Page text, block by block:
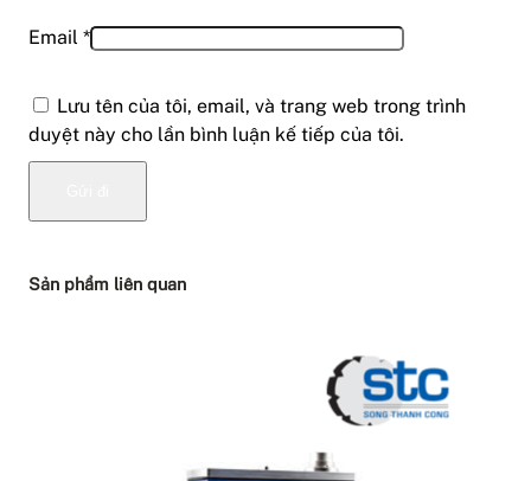
Email *
Lưu tên của tôi, email, và trang web trong trình
duyệt này cho lần bình luận kế tiếp của tôi.
Sản phẩm liên quan